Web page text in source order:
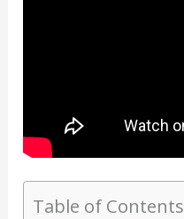
Table of Contents